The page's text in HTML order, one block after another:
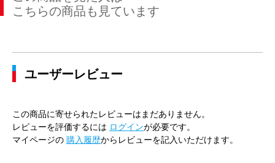
こちらの商品も見ています
ユーザーレビュー
この商品に寄せられたレビューはまだありません。
レビューを評価するには ログインが必要です。
マイページの 購入履歴からレビューを記入いただけます。